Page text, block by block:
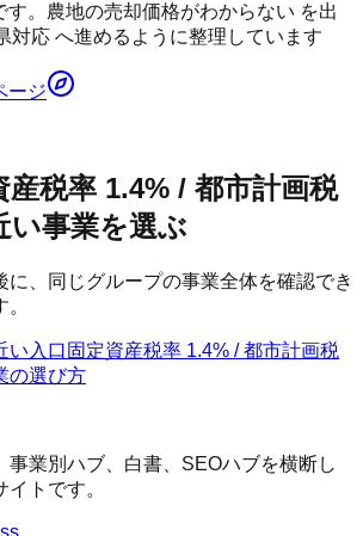
す。農地の売却価格がわからない を出
対応 へ進めるように整理しています
ージ
産税率 1.4% / 都市計画税
い事業を選ぶ
に、同じグループの事業全体を確認でき
い入口 固定資産税率 1.4% / 都市計画税
の選び方
事業別ハブ、白書、SEOハブを横断し
トです。